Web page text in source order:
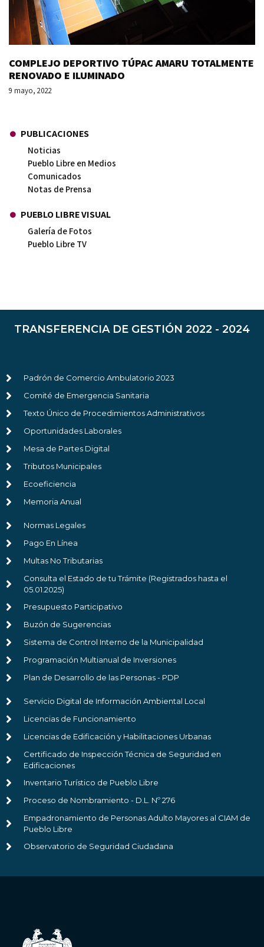
COMPLEJO DEPORTIVO TÚPAC AMARU TOTALMENTE
RENOVADO E ILUMINADO
9 mayo, 2022
PUBLICACIONES
Noticias
Pueblo Libre en Medios
Comunicados
Notas de Prensa
PUEBLO LIBRE VISUAL
Galería de Fotos
Pueblo Libre TV
TRANSFERENCIA DE GESTIÓN 2022 - 2024
Padrón de Comercio Ambulatorio 2023
Comité de Emergencia Sanitaria
Texto Único de Procedimientos Administrativos
Oportunidades Laborales
Mesa de Partes Digital
Tributos Municipales
Ecoeficiencia
Memoria Anual
Normas Legales
Pago En Línea
Multas No Tributarias
Consulta el Estado de tu Trámite (Registrados hasta el
05.01.2025)
Presupuesto Participativo
Buzón de Sugerencias
Sistema de Control Interno de la Municipalidad
Programación Multianual de Inversiones
Plan de Desarrollo de las Personas - PDP
Servicio Digital de Información Ambiental Local
Licencias de Funcionamiento
Licencias de Edificación y Habilitaciones Urbanas
Certificado de Inspección Técnica de Seguridad en
Edificaciones
Inventario Turístico de Pueblo Libre
Proceso de Nombramiento - D.L. Nº 276
Empadronamiento de Personas Adulto Mayores al CIAM de
Pueblo Libre
Observatorio de Seguridad Ciudadana